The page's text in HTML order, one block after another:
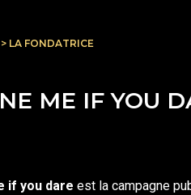
LA FONDATRICE
ME IF YOU
if you dare est la campagne